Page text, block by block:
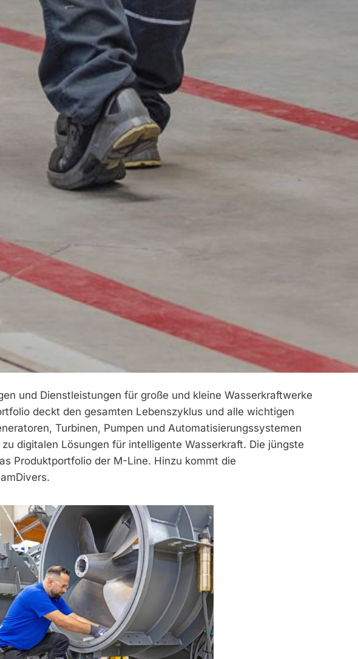
und Dienstleistungen für große und kleine Wasserkraftwerke
deckt den gesamten Lebenszyklus und alle wichtigen
Turbinen, Pumpen und Automatisierungssystemen
digitalen Lösungen für intelligente Wasserkraft. Die jüngste
Produktportfolio der M-Line. Hinzu kommt die